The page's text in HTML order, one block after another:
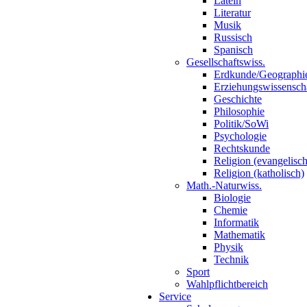
Literatur
Musik
Russisch
Spanisch
Gesellschaftswiss.
Erdkunde/
Geschichte
Philosophie
Politik/SoWi
Psychologie
Rechtskunde
Religion
Religion (katholisch)
Math.-Naturwiss.
Biologie
Chemie
Informatik
Mathematik
Physik
Technik
Sport
Wahlpflichtbereich
Service